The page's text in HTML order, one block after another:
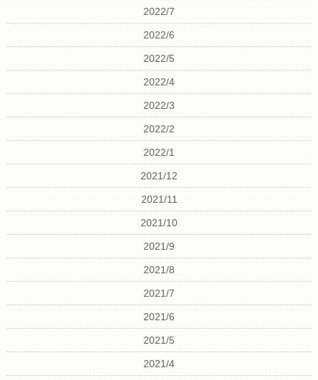
2022/7
2022/6
2022/5
2022/4
2022/3
2022/2
2022/1
2021/12
2021/11
2021/10
2021/9
2021/8
2021/7
2021/6
2021/5
2021/4